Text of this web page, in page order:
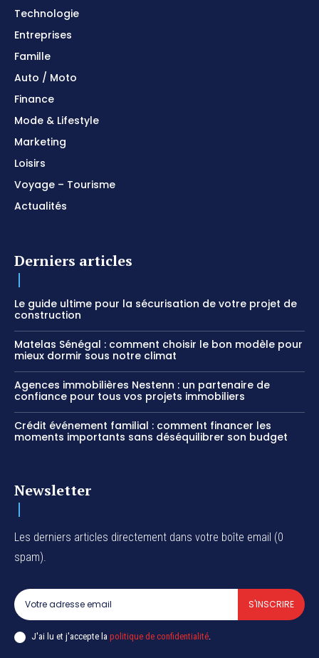
Technologie
Entreprises
Famille
Auto / Moto
Finance
Mode & Lifestyle
Marketing
Loisirs
Voyage – Tourisme
Actualités
Derniers articles
Le guide ultime pour la sécurisation de votre projet de
construction
Matelas Sénégal : comment choisir le bon modèle pour
mieux dormir sous notre climat
Agences immobilières Nestenn : un partenaire de
confiance pour tous vos projets immobiliers
Crédit événement familial : comment financer les
moments importants sans déséquilibrer son budget
Newsletter
Les derniers articles directement dans votre boîte email (0
spam).
S'INSCRIRE
J'ai lu et j'accepte la politique de confidentialité.